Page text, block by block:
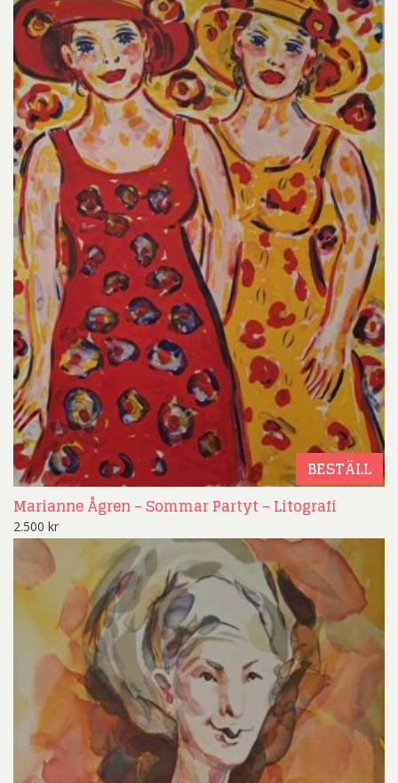
BESTÄLL
Marianne Ågren – Sommar Partyt – Litografi
2.500 kr